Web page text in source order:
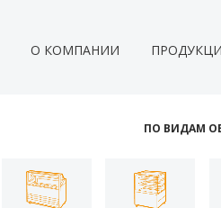
О КОМПАНИИ
ПО ВИДАМ